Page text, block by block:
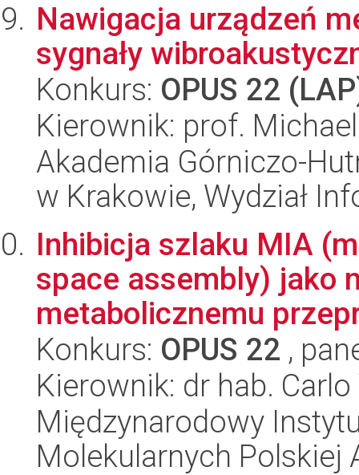
Nawigacja urządzeń
sygnały
Konkurs: OPUS 22
Kierownik: prof.
Akademia Górniczo-
w Krakowie, Wydział
Inhibicja szlaku MIA
space assembly) jako
metabolicznemu
Konkurs: OPUS 22 ,
Kierownik: dr hab.
Międzynarodowy
Molekularnych Polskiej